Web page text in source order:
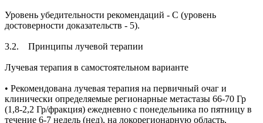
Уровень убедительности рекомендаций - С (уровень
достоверности доказательств - 5).
3.2. Принципы лучевой терапии
Лучевая терапия в самостоятельном варианте
• Рекомендована лучевая терапия на первичный очаг и
клинически определяемые регионарные метастазы 66-70 Гр
(1,8-2,2 Гр/фракция) ежедневно с понедельника по пятницу в
течение 6-7 недель (нед), на локорегионарную область,